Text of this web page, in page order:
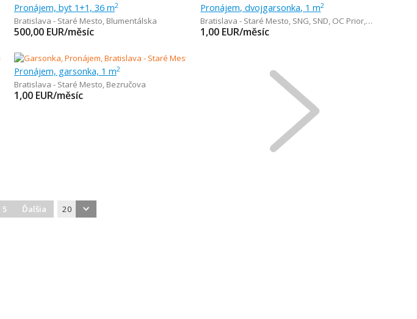
Pronájem, byt 1+1, 36 m2
Bratislava - Staré Mesto, Blumentálska
500,00 EUR/měsíc
Pronájem, dvojgarsonka, 1 m2
Bratislava - Staré Mesto, SNG, SND, OC Prior, OC Eurovea
1,00 EUR/měsíc
Pronájem, garsonka, 1 m2
Bratislava - Staré Mesto, Bezručova
1,00 EUR/měsíc
5 Ďalšia 20